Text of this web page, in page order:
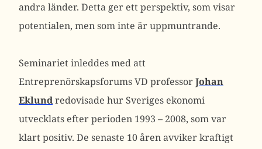
andra länder. Detta ger ett perspektiv, som visar
potentialen, men som inte är uppmuntrande.
Seminariet inleddes med att
Entreprenörskapsforums VD professorJohan
Eklundredovisade hur Sveriges ekonomi
utvecklats efter perioden 1993 – 2008, som var
klart positiv. De senaste 10 åren avviker kraftigt